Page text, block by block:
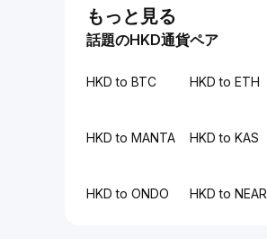
もっと見る
話題のHKD通貨ペア
HKD to BTC HKD to ETH
HKD to MANTA HKD to KAS
HKD to ONDO HKD to NEAR